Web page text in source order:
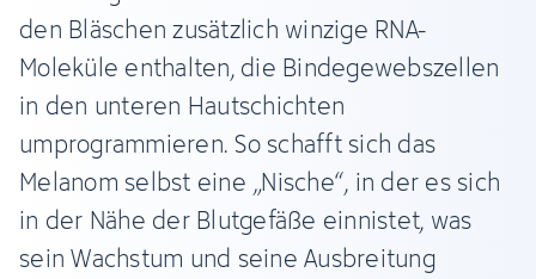
den Bläschen zusätzlich winzige RNA-
Moleküle enthalten, die Bindegewebszellen
in den unteren Hautschichten
umprogrammieren. So schafft sich das
Melanom selbst eine „Nische“, in der es sich
in der Nähe der Blutgefäße einnistet, was
sein Wachstum und seine Ausbreitung